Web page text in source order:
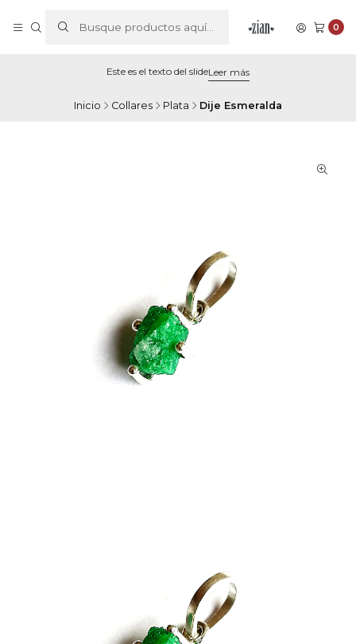
0
Este es el texto del slideLeer más
Inicio Collares Plata Dije Esmeralda